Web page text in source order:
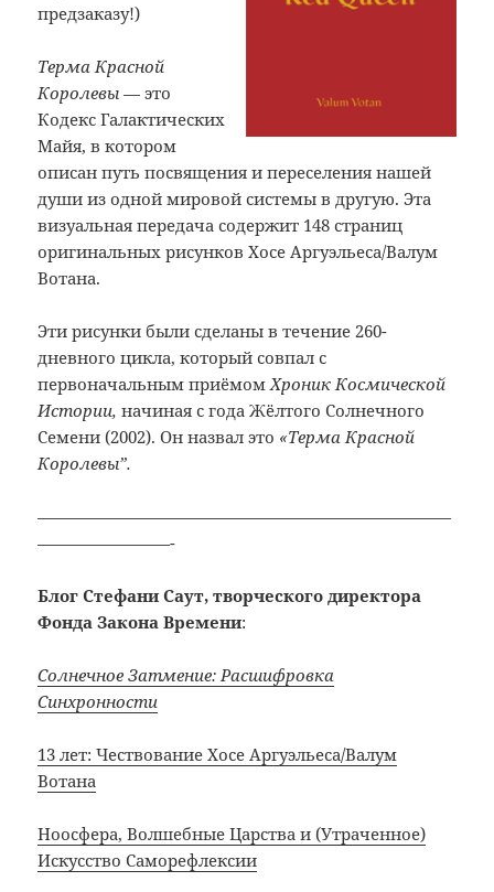
предзаказу!)
Терма Красной
Королевы — это
Кодекс Галактических
Майя, в котором
описан путь посвящения и переселения нашей
души из одной мировой системы в другую. Эта
визуальная передача содержит 148 страниц
оригинальных рисунков Хосе Аргуэльеса/Валум
Вотана.
Эти рисунки были сделаны в течение 260-
дневного цикла, который совпал с
первоначальным приёмомХроник Космической
Истории,начиная с года Жёлтого Солнечного
Семени (2002). Он назвал это «Терма Красной
Королевы”.
—————————————————————————
————————-
Блог Стефани Саут, творческого директора
Фонда Закона Времени:
Солнечное Затмение: Расшифровка
Синхронности
13 лет: Чествование Хосе Аргуэльеса/Валум
Вотана
Ноосфера, Волшебные Царства и (Утраченное)
Искусство Саморефлексии